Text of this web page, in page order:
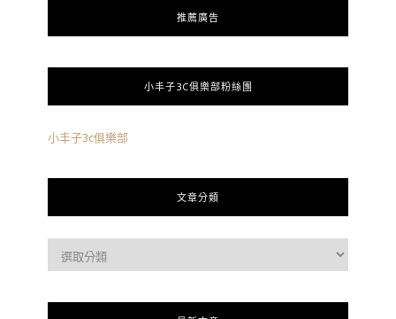
推薦廣告
小丰子3C俱樂部粉絲團
小丰子3c俱樂部
文章分類